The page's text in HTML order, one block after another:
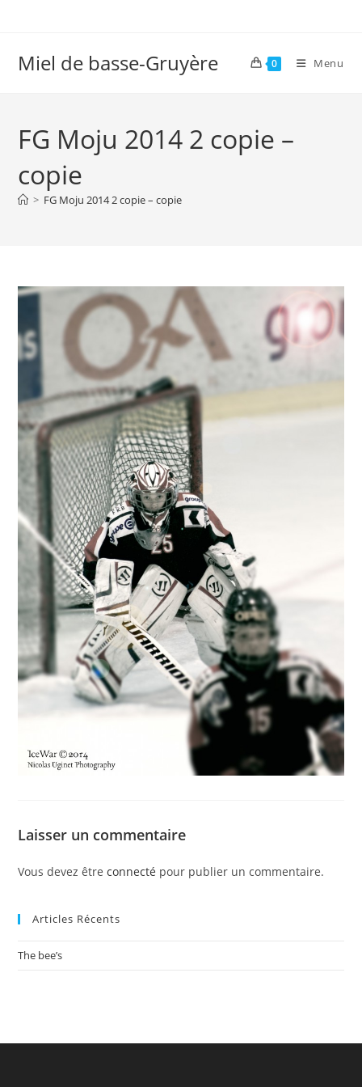
Miel de basse-Gruyère 0 Menu
FG Moju 2014 2 copie –
copie
> FG Moju 2014 2 copie – copie
Laisser un commentaire
Vous devez êtreconnecté pour publier un commentaire.
Articles Récents
The bee’s